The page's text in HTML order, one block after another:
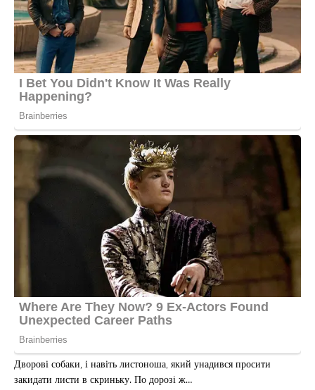
Дворові собаки, і навіть листоноша, який унадився просити
закидати листи в скриньку. По дорозі ж…